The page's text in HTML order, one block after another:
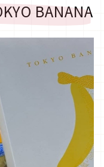
BANANA